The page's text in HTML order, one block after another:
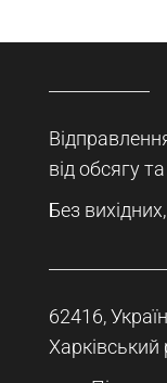
від обсягу
Без
62416,
Харківський